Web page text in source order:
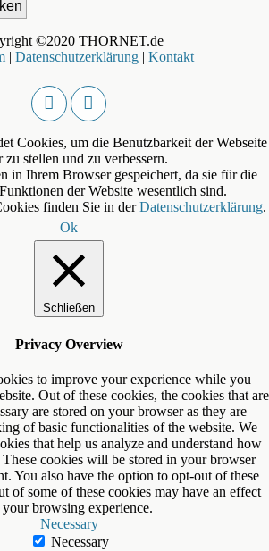
©2020 THORNET.de
| Datenschutzerklärung | Kontakt
Cookies, um die Benutzbarkeit der Webseite
zu stellen und zu verbessern.
in Ihrem Browser gespeichert, da sie für die
der Website wesentlich sind.
finden Sie in derDatenschutzerklärung.
Ok
Schließen
Privacy Overview
to improve your experience while you
Out of these cookies, the cookies that are
are stored on your browser as they are
of basic functionalities of the website. We
that help us analyze and understand how
cookies will be stored in your browser
You also have the option to opt-out of these
of some of these cookies may have an effect
your browsing experience.
Necessary
Necessary